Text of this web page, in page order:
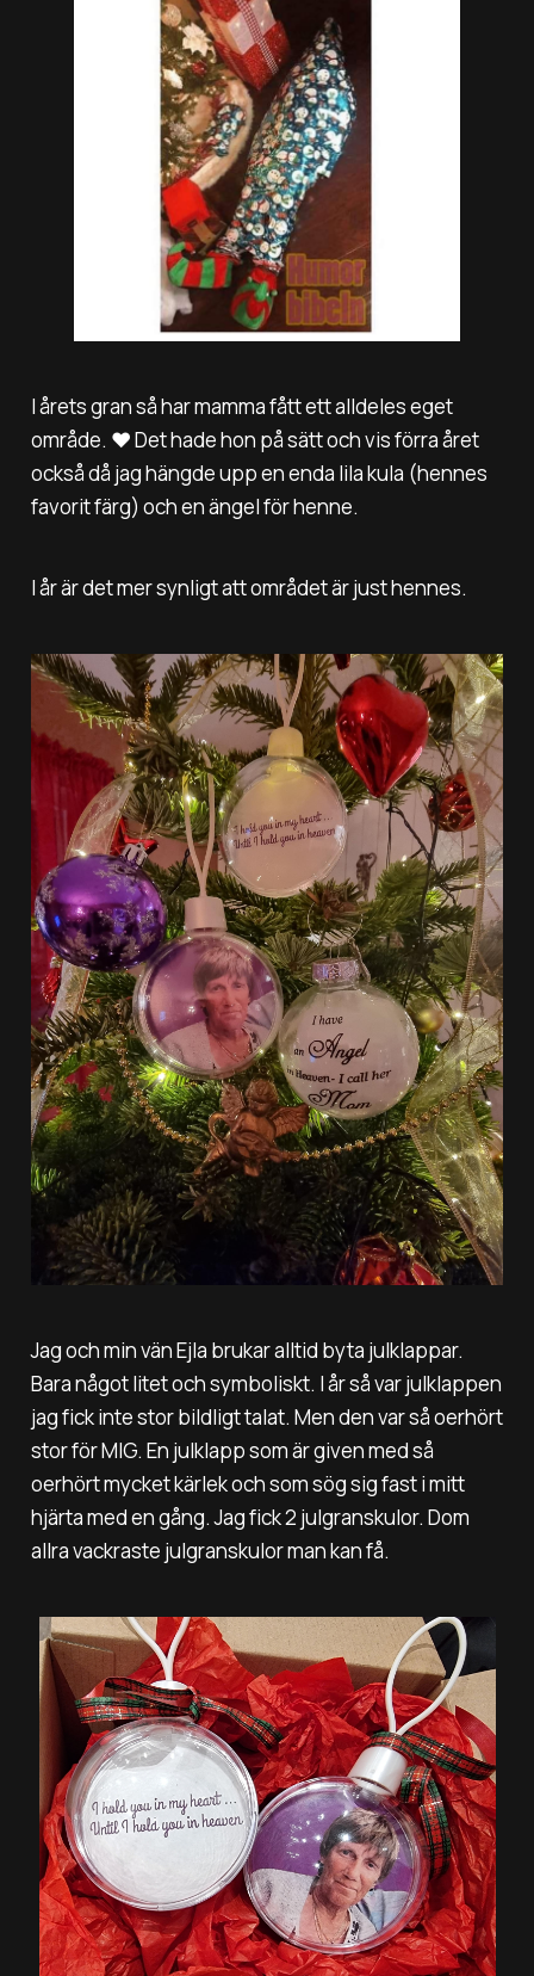
I årets gran så har mamma fått ett alldeles eget
område. ❤️ Det hade hon på sätt och vis förra året
också då jag hängde upp en enda lila kula (hennes
favorit färg) och en ängel för henne.
I år är det mer synligt att området är just hennes.
Jag och min vän Ejla brukar alltid byta julklappar.
Bara något litet och symboliskt. I år så var julklappen
jag fick inte stor bildligt talat. Men den var så oerhört
stor för MIG. En julklapp som är given med så
oerhört mycket kärlek och som sög sig fast i mitt
hjärta med en gång. Jag fick 2 julgranskulor. Dom
allra vackraste julgranskulor man kan få.